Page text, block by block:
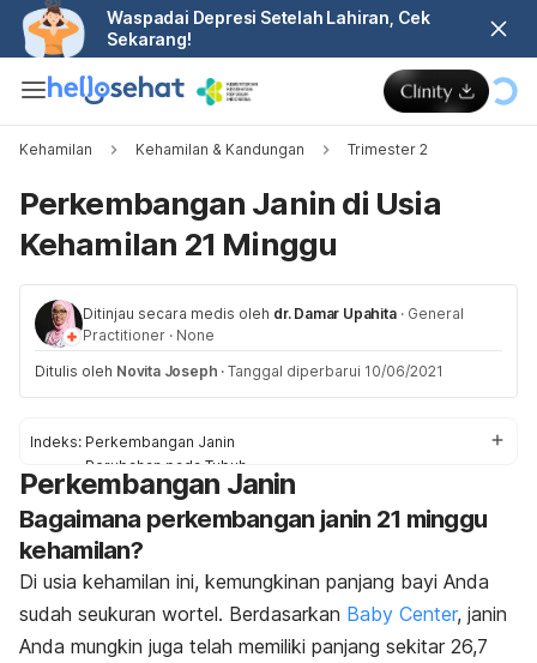
Waspadai Depresi Setelah Lahiran, Cek
Sekarang!
Kehamilan Kehamilan & Kandungan Trimester 2
Perkembangan Janin di Usia
Kehamilan 21 Minggu
Ditinjau secara medis oleh dr. Damar Upahita · General
Practitioner · None
Ditulis oleh Novita Joseph · Tanggal diperbarui 10/06/2021
Indeks: Perkembangan Janin
Perubahan pada Tubuh
Kunjungan ke Dokter/Bidan
Kesehatan dan Keselamatan
Perkembangan Janin
Bagaimana perkembangan janin 21 minggu
kehamilan?
Di usia kehamilan ini, kemungkinan panjang bayi Anda
sudah seukuran wortel. Berdasarkan Baby Center, janin
Anda mungkin juga telah memiliki panjang sekitar 26,7